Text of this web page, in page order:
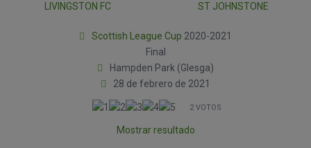
LIVINGSTON FC ST JOHNSTONE
Scottish League Cup 2020-2021
Final
Hampden Park (Glesga)
28 de febrero de 2021
2 VOTOS
Mostrar resultado